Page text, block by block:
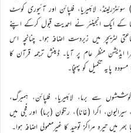
سے نومبر 1965ء تک) سوئٹزرلینڈ، لائبیریا، فلپائن اور آئیوری کوسٹ
کے ایک انجینئر نے احمدیت قبول کرکے اپنے
لٹریچر میں زبردست اضافہ ہوا۔ چنانچہ اس
منظر عام پر آیا۔ ڈینش ترجمہ قرآن کا
پایہ تکمیل کو پہنچا۔
سے برما، لائبیریا، فلپائن، ہمبرگ،
سیرالیون، اکرا (غانا)، رنگون (برما) اور فجی میں
میں تیرہ مراکزِ توحید کا غیرمعمولی اضافہ ہوا۔